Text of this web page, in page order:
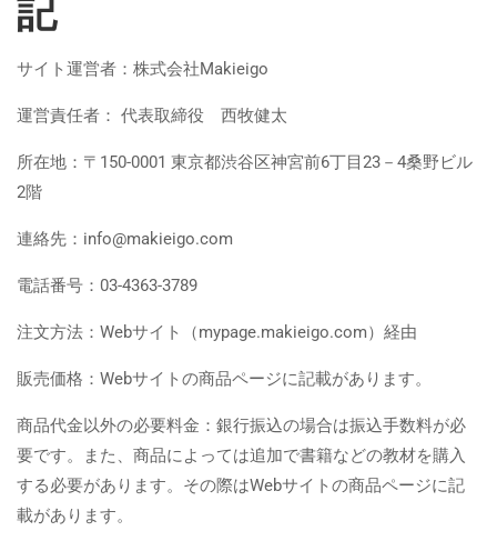
記
サイト運営者：株式会社Makieigo
運営責任者： 代表取締役 西牧健太
所在地：〒150-0001 東京都渋谷区神宮前6丁目23－4桑野ビル
2階
連絡先：info@makieigo.com
電話番号：03-4363-3789
注文方法：Webサイト（mypage.makieigo.com）経由
販売価格：Webサイトの商品ページに記載があります。
商品代金以外の必要料金：銀行振込の場合は振込手数料が必
要です。また、商品によっては追加で書籍などの教材を購入
する必要があります。その際はWebサイトの商品ページに記
載があります。